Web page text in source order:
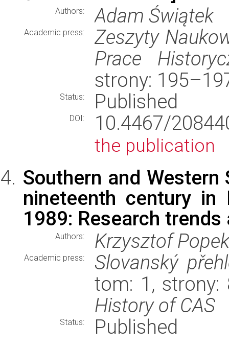
Authors: Adam Świątek
Academic press:
Zeszyty
Prace
strony:
Status: Published
DOI: 10.4467/
the publication
Southern and
nineteenth century in
1989: Research
Authors: Krzysztof Popek
Academic press:
Slovanský
tom: 1, strony:
History of CAS
Status:
Published